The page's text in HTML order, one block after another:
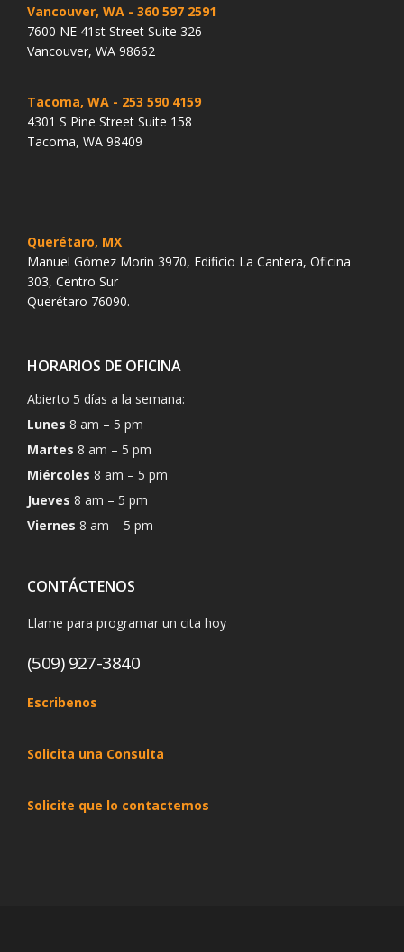
Vancouver, WA - 360 597 2591
7600 NE 41st Street Suite 326
Vancouver, WA 98662
Tacoma, WA - 253 590 4159
4301 S Pine Street Suite 158
Tacoma, WA 98409
Querétaro, MX
Manuel Gómez Morin 3970, Edificio La Cantera, Oficina
303, Centro Sur
Querétaro 76090.
HORARIOS DE OFICINA
Abierto 5 días a la semana:
Lunes 8 am – 5 pm
Martes 8 am – 5 pm
Miércoles 8 am – 5 pm
Jueves 8 am – 5 pm
Viernes 8 am – 5 pm
CONTÁCTENOS
Llame para programar un cita hoy
(509) 927-3840
Escribenos
Solicita una Consulta
Solicite que lo contactemos